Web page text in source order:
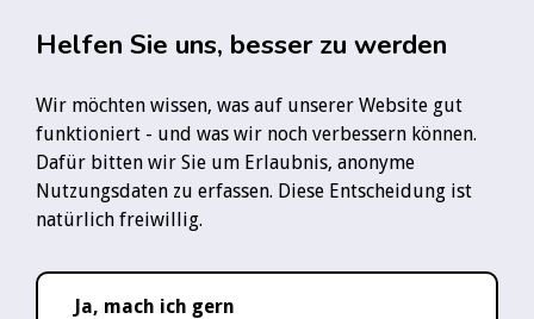
Helfen Sie uns, besser zu werden
Wir möchten wissen, was auf unserer Website gut
funktioniert - und was wir noch verbessern können.
Dafür bitten wir Sie um Erlaubnis, anonyme
Nutzungsdaten zu erfassen. Diese Entscheidung ist
natürlich freiwillig.
Ja, mach ich gern
Startseite Forum
rauchfrei-Kiosk - zum Informieren & Inspirieren
Vom Zigarettengeld zum Wunschkauf – was habt ihr euch vom gesparten
Folge uns: YouTube-LogoInstagram-Logo